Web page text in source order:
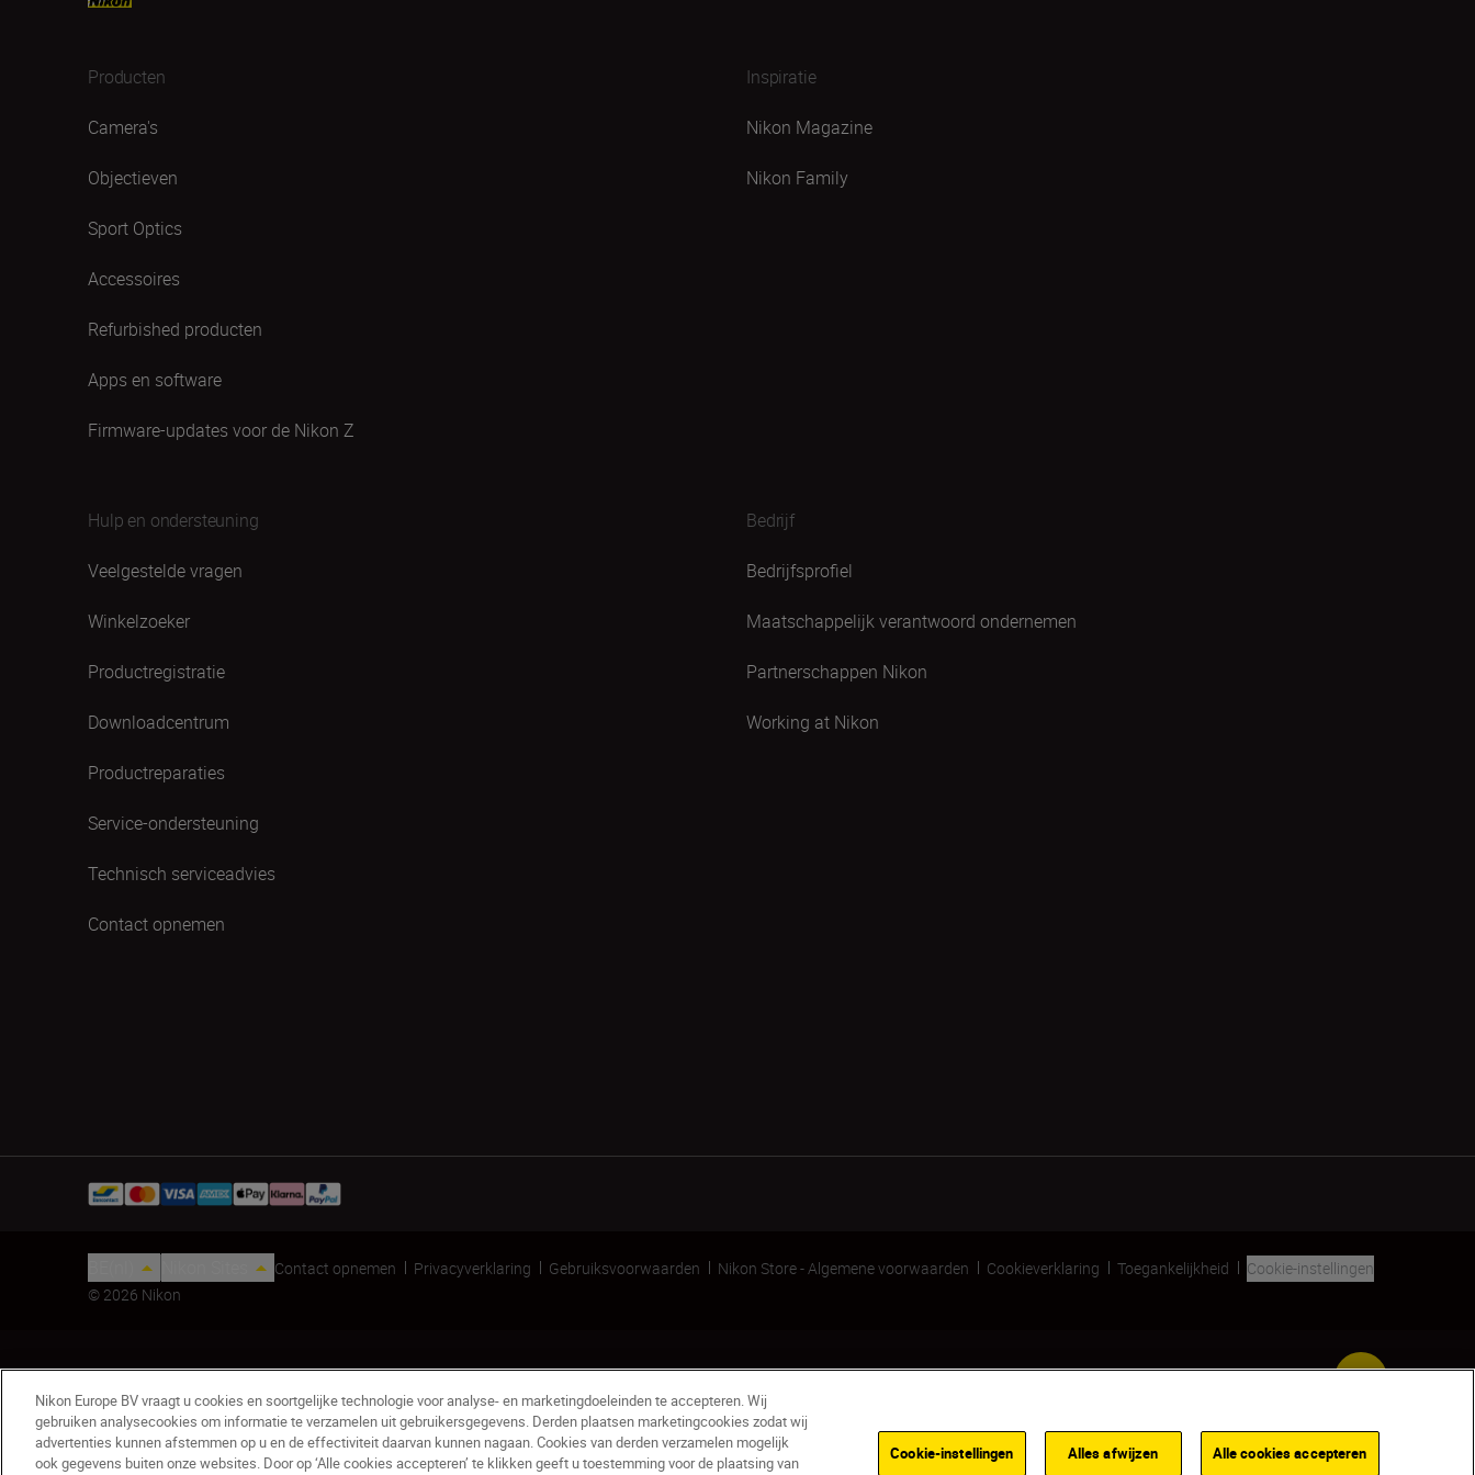
WAARSCHUW ME INDIEN BESCHIKBAAR
Producten
Camera's
Objectieven
Sport Optics
Accessoires
Refurbished producten
Apps en software
Firmware-updates voor de Nikon Z
Inspiratie
Nikon Magazine
Nikon Family
Hulp en ondersteuning
Veelgestelde vragen
Winkelzoeker
Productregistratie
Downloadcentrum
Productreparaties
Service-ondersteuning
Technisch serviceadvies
Contact opnemen
Bedrijf
Bedrijfsprofiel
Maatschappelijk verantwoord ondernemen
Partnerschappen Nikon
Working at Nikon
Contact opnemen Privacyverklaring Gebruiksvoorwaarden Nikon Store - Algemene voorwaarden Cookieverklaring Toegankelijkheid
Cookie-instellingen
© 2026 Nikon
Nikon Europe BV vraagt u cookies en soortgelijke technologie voor analyse- en marketingdoeleinden te accepteren. Wij
gebruiken analysecookies om informatie te verzamelen uit gebruikersgegevens. Derden plaatsen marketingcookies zodat wij
advertenties kunnen afstemmen op u en de effectiviteit daarvan kunnen nagaan. Cookies van derden verzamelen mogelijk
ook gegevens buiten onze websites. Door op ‘Alle cookies accepteren’ te klikken geeft u toestemming voor de plaatsing van
Cookie-instellingen Alles afwijzen Alle cookies accepteren